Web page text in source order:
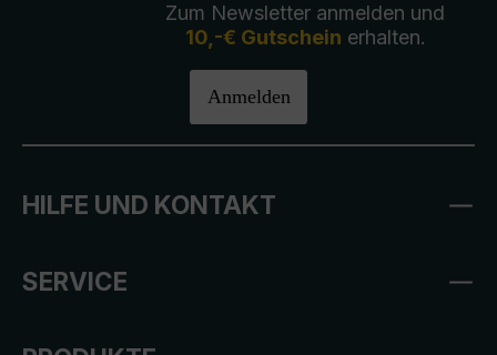
Zum Newsletter anmelden und
10,-€ Gutschein erhalten.
Anmelden
HILFE UND KONTAKT
SERVICE